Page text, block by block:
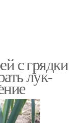
с грядки
лук-